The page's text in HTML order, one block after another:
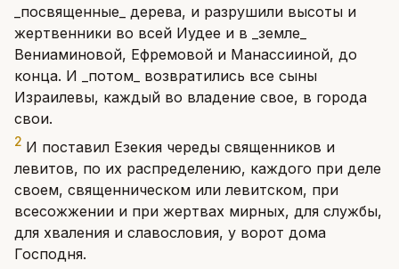
_посвященные_ дерева, и разрушили высоты и
жертвенники во всей Иудее и в _земле_
Вениаминовой, Ефремовой и Манассииной, до
конца. И _потом_ возвратились все сыны
Израилевы, каждый во владение свое, в города
свои.
2 И поставил Езекия череды священников и
левитов, по их распределению, каждого при деле
своем, священническом или левитском, при
всесожжении и при жертвах мирных, для службы,
для хваления и славословия, у ворот дома
Господня.